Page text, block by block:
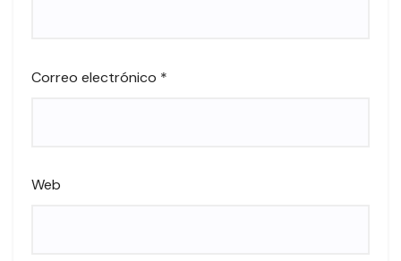
Correo electrónico *
Web